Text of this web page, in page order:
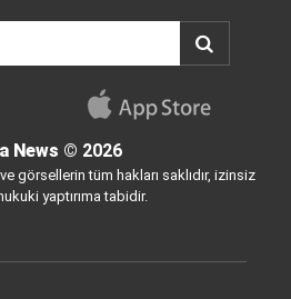
News © 2026
görsellerin tüm hakları saklıdır, izinsiz
yaptırıma tabidir.